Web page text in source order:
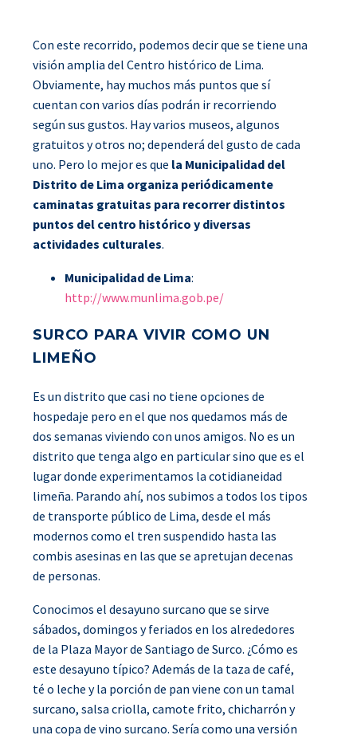
Con este recorrido, podemos decir que se tiene una
visión amplia del Centro histórico de Lima.
Obviamente, hay muchos más puntos que sí
cuentan con varios días podrán ir recorriendo
según sus gustos. Hay varios museos, algunos
gratuitos y otros no; dependerá del gusto de cada
uno. Pero lo mejor es que la Municipalidad del
Distrito de Lima organiza periódicamente
caminatas gratuitas para recorrer distintos
puntos del centro histórico y diversas
actividades culturales.
Municipalidad de Lima:
http://www.munlima.gob.pe/
SURCO PARA VIVIR COMO UN
LIMEÑO
Es un distrito que casi no tiene opciones de
hospedaje pero en el que nos quedamos más de
dos semanas viviendo con unos amigos. No es un
distrito que tenga algo en particular sino que es el
lugar donde experimentamos la cotidianeidad
limeña. Parando ahí, nos subimos a todos los tipos
de transporte público de Lima, desde el más
modernos como el tren suspendido hasta las
combis asesinas en las que se apretujan decenas
de personas.
Conocimos el desayuno surcano que se sirve
sábados, domingos y feriados en los alrededores
de la Plaza Mayor de Santiago de Surco. ¿Cómo es
este desayuno típico? Además de la taza de café,
té o leche y la porción de pan viene con un tamal
surcano, salsa criolla, camote frito, chicharrón y
una copa de vino surcano. Sería como una versión